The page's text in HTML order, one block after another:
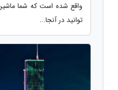
واقع شده است که شما
توانید در آنجا...